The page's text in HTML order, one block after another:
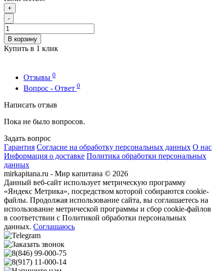
+
-
В корзину
Купить в 1 клик
Отзывы 0
Вопрос - Ответ 0
Написать отзыв
Пока не было вопросов.
Задать вопрос
Гарантия Согласие на обработку персональных данных О нас
Информация о доставке Политика обработки персональных
данных
mirkapitana.ru - Мир капитана © 2026
Данный веб-сайт использует метрическую программу
«Яндекс Метрика», посредством которой собираются cookie-
файлы. Продолжая использование сайта, вы соглашаетесь на
использование метрической программы и сбор cookie-файлов
в соответствии с Политикой обработки персональных
данных. Соглашаюсь